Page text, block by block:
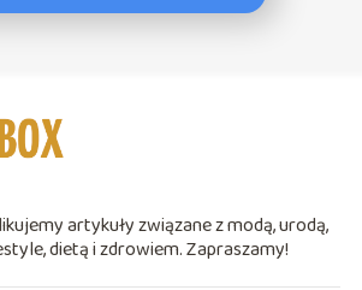
artykuły związane z modą, urodą,
dietą i zdrowiem. Zapraszamy!